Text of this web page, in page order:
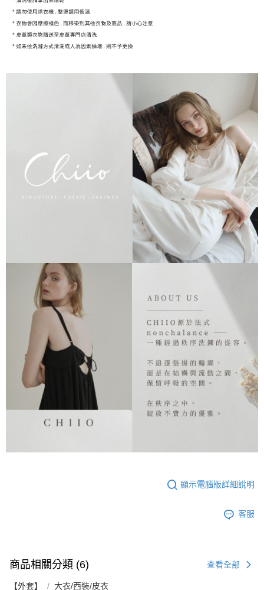
顯示電腦版詳細說明
客服
商品相關分類 (6) 查看全部
【外套】 大衣/西裝/皮衣